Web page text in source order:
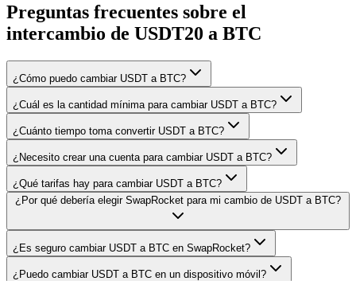
Preguntas frecuentes sobre el
intercambio de USDT20 a BTC
¿Cómo puedo cambiar USDT a BTC?
¿Cuál es la cantidad mínima para cambiar USDT a BTC?
¿Cuánto tiempo toma convertir USDT a BTC?
¿Necesito crear una cuenta para cambiar USDT a BTC?
¿Qué tarifas hay para cambiar USDT a BTC?
¿Por qué debería elegir SwapRocket para mi cambio de USDT a BTC?
¿Es seguro cambiar USDT a BTC en SwapRocket?
¿Puedo cambiar USDT a BTC en un dispositivo móvil?